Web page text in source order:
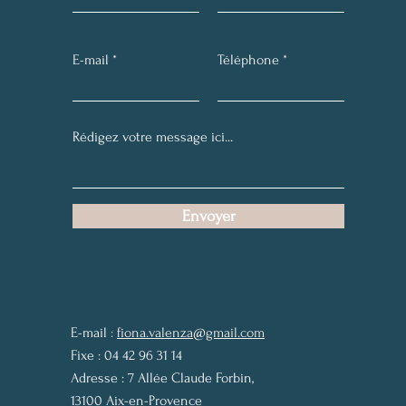
E-mail Téléphone
Envoyer
E-mail : fiona.valenza@gmail.com
Fixe : 04 42 96 31 14
Adresse : 7 Allée Claude Forbin,
13100 Aix-en-Provence